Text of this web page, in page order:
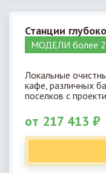
Станции
МОДЕЛИ более
Локальные
кафе, различных
поселков с
от 217 413 ₽